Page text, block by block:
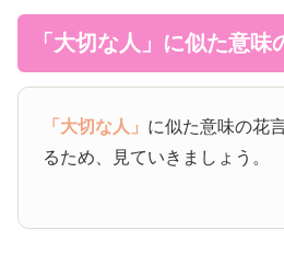
「大切な人」に似た意
「大切な人」 に似た意味の花
るため、見ていきましょう。